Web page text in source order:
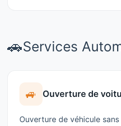
🚗Services
🚙 Ouverture de
Ouverture de véhicule